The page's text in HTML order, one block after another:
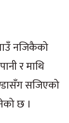
नजिकैको
र माथि
सजिएको
छ ।